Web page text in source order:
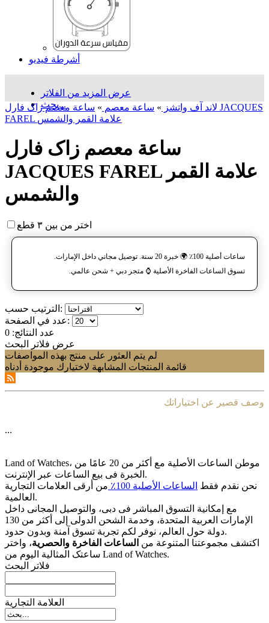
أشرطة فيديو
عرض المزيد من الفلاتر
بحث...
لاند آف واتشز » ساعة معصم » ساعة معصم زاک فارل JACQUES
FAREL علامة القمر والشمس
ساعة معصم زاک فارل
JACQUES FAREL علامة القمر
والشمس
اختر من بين ٣ قطع
ساعات أصلية 100٪ 🌍 خبرة 20 سنة. توصيل مجاني داخل الإمارات.
تسوق الساعات الفاخرة الأصلية ⌚️ متجر دبي + شحن عالمي.
الترتيب حسب:
عدد في الصفحة:
عدد النتائج: 0
عرض فلاتر البحث
لم يتم العثور على منتج بهذه المواصفات
قائمة المنتجات المشابهة لاختيارك موجودة أدناه
وصف قصير عن اختياراتك
...
Land of Watches، موطن الساعات الأصلیة مع أکثر من 20 عامًا من
الخبرة فی بیع الساعات عبر الإنترنت.
نحن نقدم فقط الساعات الأصلیة 100٪
من أرقى العلامات التجاریة
العالمیة.
مع إمکانیة التسوق المباشر فی دبی، والتوصیل المجانی داخل
الإمارات العربیة المتحدة، وخدمة الشحن الدولی إلى أکثر من 130
دولة حول العالم، نوفر لکم تجربة تسوق آمنة وبدون حدود.
اکتشف مجموعتنا المتنوعة من الساعات الفاخرة والحصریة، واختر
ساعتک المثالیة الیوم من Land of Watches.
فلاتر البحث
العلامة التجارية